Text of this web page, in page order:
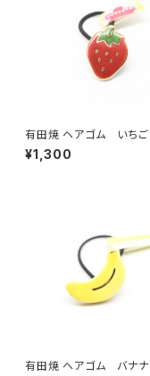
有田焼 ヘアゴム いちご
¥1,300
有田焼 ヘアゴム バナナ